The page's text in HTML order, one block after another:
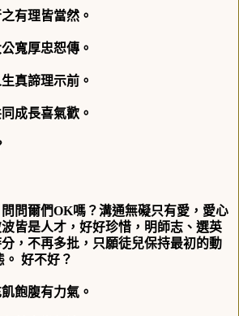
有理皆當然。
寬厚忠恕傳。
真諦理示前。
成長喜氣歡。
問爾們OK嗎？溝通無礙只有愛，愛心
皆是人才，好好珍惜，明師志、選英
，不再多批，只願徒兒保持最初的動
好不好？
飽腹有力氣。